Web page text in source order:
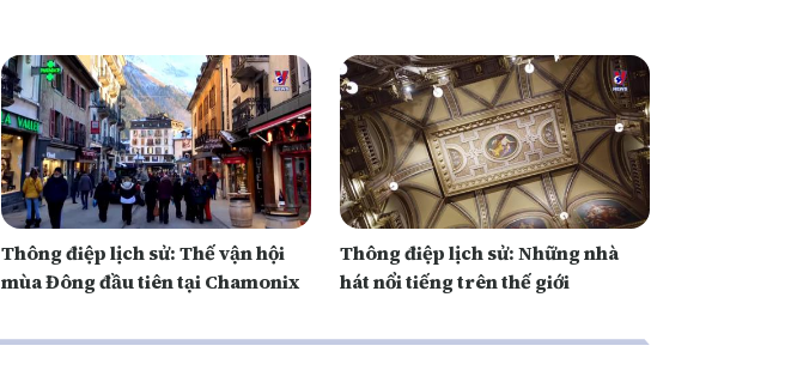
Thông điệp lịch sử: Thế vận hội
mùa Đông đầu tiên tại Chamonix
Thông điệp lịch sử: Những nhà
hát nổi tiếng trên thế giới